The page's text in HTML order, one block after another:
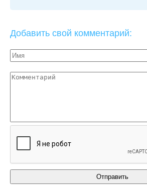
Добавить свой комментарий: